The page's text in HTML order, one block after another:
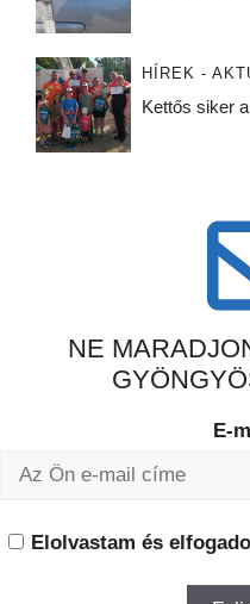
HÍREK -
Kettős siker
NE
E-
Elolvastam és